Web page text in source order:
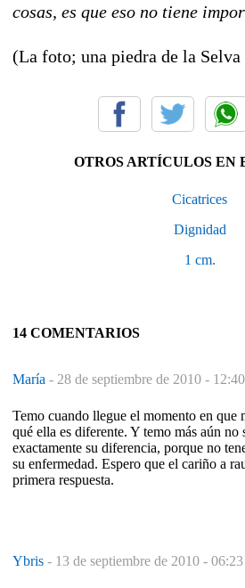
cosas, es que eso no tiene
(La foto; una piedra de la Selva
OTROS ARTÍCULOS EN
Cicatrices
Dignidad
1 cm.
14 COMENTARIOS
María - 28 de septiembre de 2010 - 12:40
Temo cuando llegue el momento en que
qué ella es diferente. Y temo más aún no
exactamente su diferencia, porque no
su enfermedad. Espero que el cariño a
primera respuesta.
Ybris - 13 de septiembre de 2010 - 06:23